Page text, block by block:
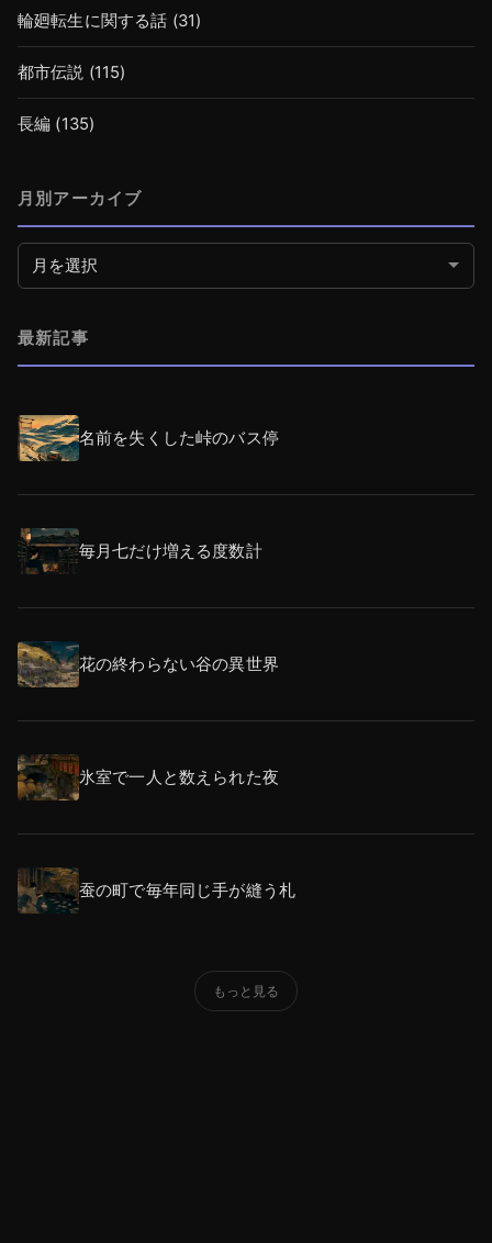
輪廻転生に関する話 (31)
都市伝説 (115)
長編 (135)
月別アーカイブ
月別アーカイブ
最新記事
名前を失くした峠のバス停
毎月七だけ増える度数計
花の終わらない谷の異世界
氷室で一人と数えられた夜
蚕の町で毎年同じ手が縫う札
もっと見る